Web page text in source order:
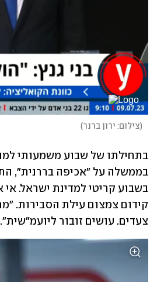
(צילום: ירון ברנר)
צעדים. עושים זובור ליועמ"שית".